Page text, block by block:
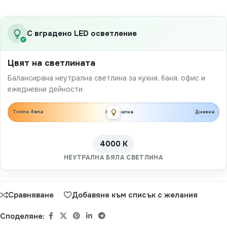
✓
С вградено LED осветление
Цвят на светлината
Балансирана неутрална светлина за кухня, баня, офис и
ежедневни дейности.
Топло бяла Неутрална Дневна
4000 K
НЕУТРАЛНА БЯЛА СВЕТЛИНА
Сравняване Добавяне към списък с желания
Споделяне: